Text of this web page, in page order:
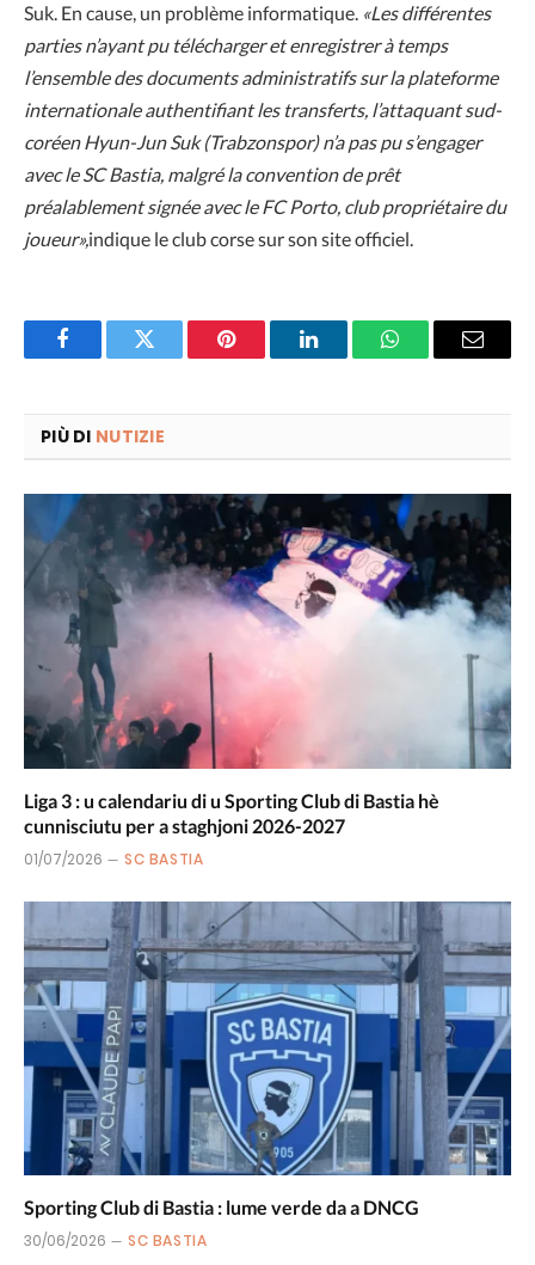
Suk. En cause, un problème informatique. «Les différentes
parties n’ayant pu télécharger et enregistrer à temps
l’ensemble des documents administratifs sur la plateforme
internationale authentifiant les transferts, l’attaquant sud-
coréen Hyun-Jun Suk (Trabzonspor) n’a pas pu s’engager
avec le SC Bastia, malgré la convention de prêt
préalablement signée avec le FC Porto, club propriétaire du
joueur»,indique le club corse sur son site officiel.
FacebookTwitter Pinterest LinkedInWhatsAppEmail
PIÙ DI NUTIZIE
Liga 3 : u calendariu di u Sporting Club di Bastia hè
cunnisciutu per a staghjoni 2026-2027
01/07/2026 SC BASTIA
Sporting Club di Bastia : lume verde da a DNCG
30/06/2026 SC BASTIA